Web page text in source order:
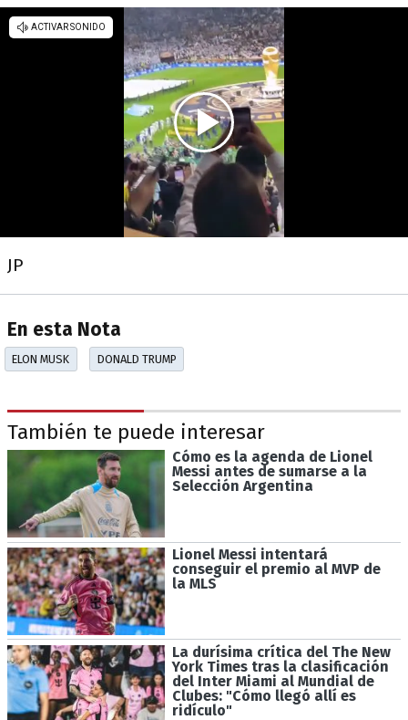
JP
En esta Nota
ELON MUSK DONALD TRUMP
También te puede interesar
Cómo es la agenda de Lionel
Messi antes de sumarse a la
Selección Argentina
Lionel Messi intentará
conseguir el premio al MVP de
la MLS
La durísima crítica del The New
York Times tras la clasificación
del Inter Miami al Mundial de
Clubes: "Cómo llegó allí es
ridículo"